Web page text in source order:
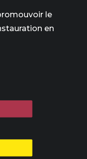
le
en